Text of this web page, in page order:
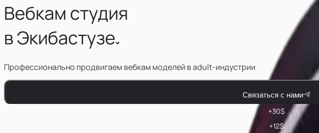
Вебкам студия
вЭкибастузе
Профессионально продвигаем вебкам моделей в adult-индустрии
Связаться с нами